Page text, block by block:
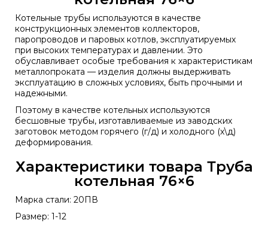
Котельные трубы используются в качестве
конструкционных элементов коллекторов,
паропроводов и паровых котлов, эксплуатируемых
при высоких температурах и давлении. Это
обуславливает особые требования к характеристикам
металлопроката — изделия должны выдерживать
эксплуатацию в сложных условиях, быть прочными и
надежными.
Поэтому в качестве котельных используются
бесшовные трубы, изготавливаемые из заводских
заготовок методом горячего (г/д) и холодного (х\д)
деформирования.
Характеристики товара Труба
котельная 76×6
Марка стали: 20ПВ
Размер: 1-12